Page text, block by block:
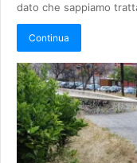
dato che sappiamo
Continua